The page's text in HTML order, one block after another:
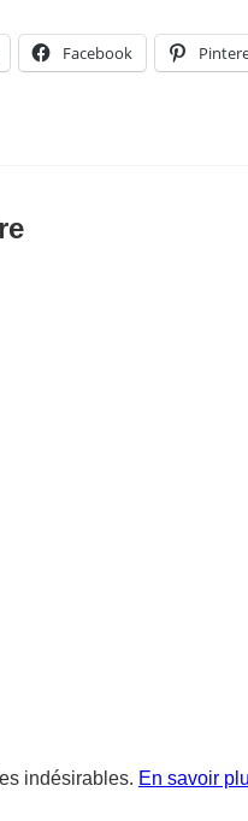
Facebook
indésirables. En savoir